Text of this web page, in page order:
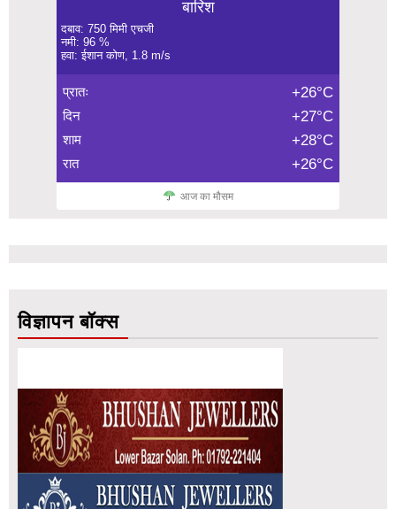
बारिश
दबाव: 750 मिमी एचजी
नमी: 96 %
हवा: ईशान कोण, 1.8 m/s
प्रातः +26°C
दिन +27°C
शाम +28°C
रात +26°C
आज का मौसम
विज्ञापन बॉक्स